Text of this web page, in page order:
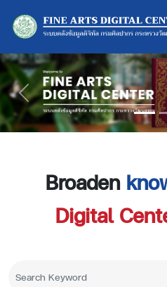
Previous
Broaden
Digital